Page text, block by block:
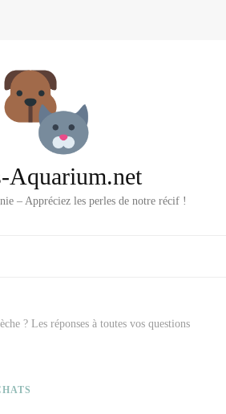
Aquarium.net
– Appréciez les perles de notre récif !
? Les réponses à toutes vos questions